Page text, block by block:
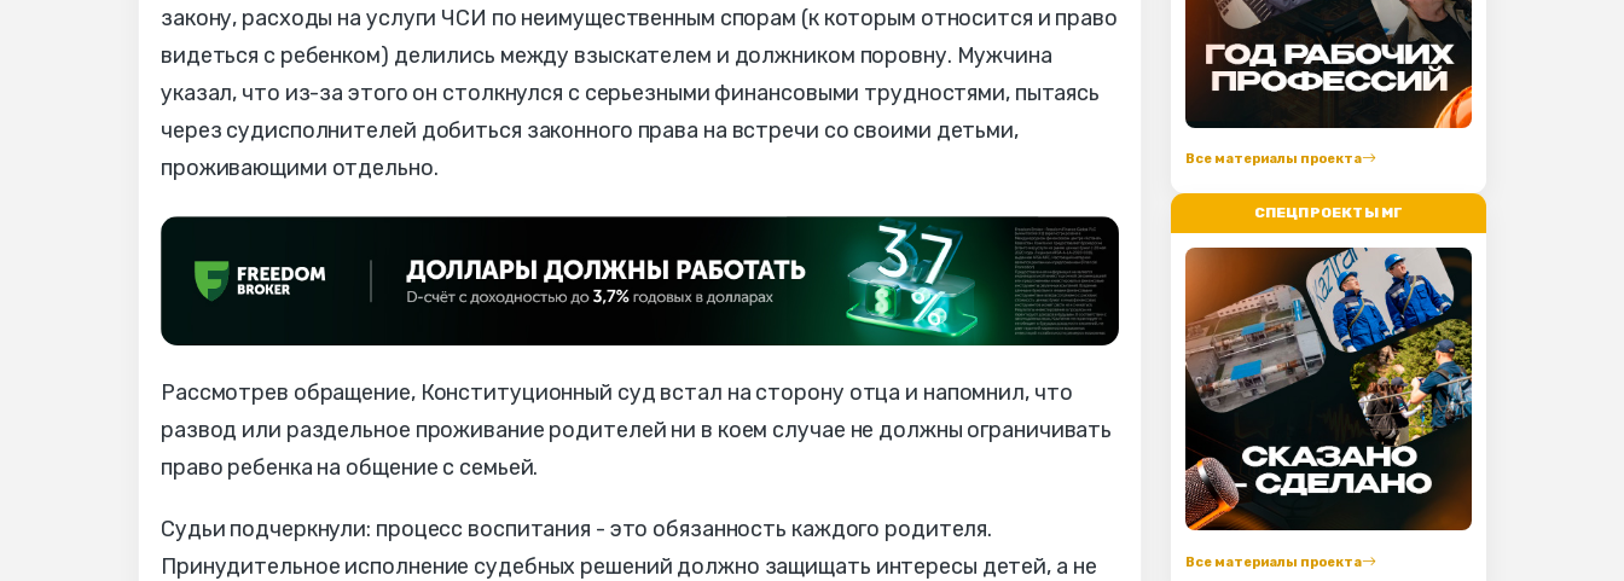
закону, расходы на услуги ЧСИ по неимущественным спорам (к которым относится и право
видеться с ребенком) делились между взыскателем и должником поровну. Мужчина
указал, что из-за этого он столкнулся с серьезными финансовыми трудностями, пытаясь
через судисполнителей добиться законного права на встречи со своими детьми,
проживающими отдельно.
Рассмотрев обращение, Конституционный суд встал на сторону отца и напомнил, что
развод или раздельное проживание родителей ни в коем случае не должны ограничивать
право ребенка на общение с семьей.
Судьи подчеркнули: процесс воспитания - это обязанность каждого родителя.
Принудительное исполнение судебных решений должно защищать интересы детей, а не
Все материалы проекта
СПЕЦПРОЕКТЫ МГ
Все материалы проекта